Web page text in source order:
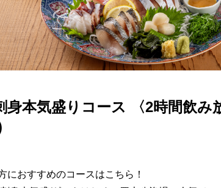
身本気盛りコース 〈2時間飲
におすすめのコースはこちら！